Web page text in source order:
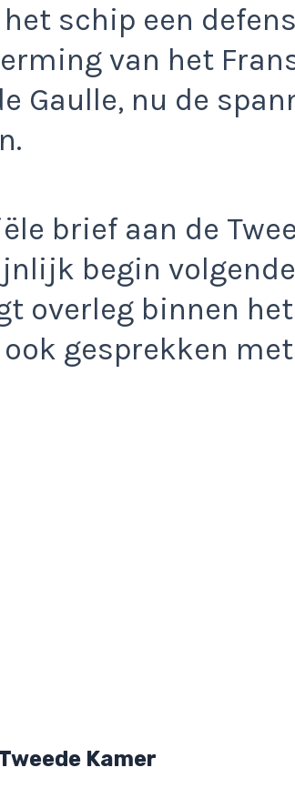
het schip een
van het
Gaulle, nu de
brief aan de
begin
overleg binnen
gesprekken
Kamer